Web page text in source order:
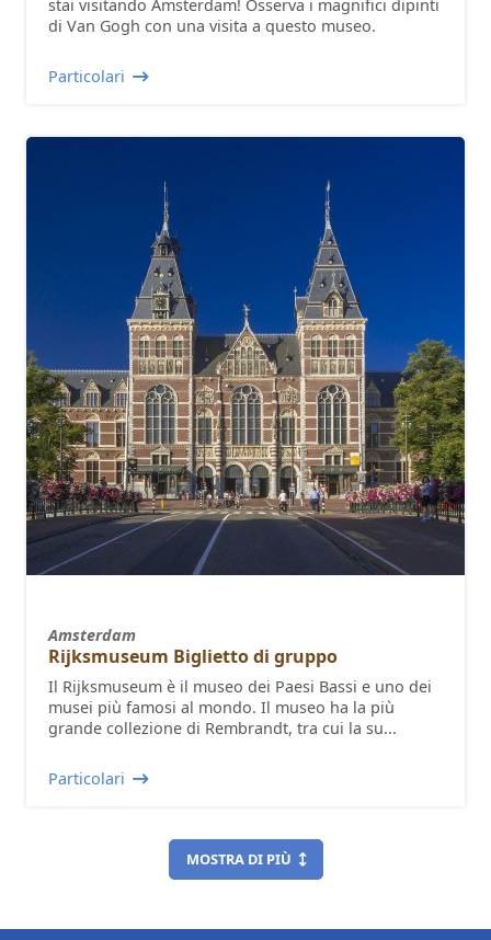
stai visitando Amsterdam! Osserva i magnifici dipinti
di Van Gogh con una visita a questo museo.
Particolari
Amsterdam
Rijksmuseum Biglietto di gruppo
Il Rijksmuseum è il museo dei Paesi Bassi e uno dei
musei più famosi al mondo. Il museo ha la più
grande collezione di Rembrandt, tra cui la su...
Particolari
MOSTRA DI PIÙ